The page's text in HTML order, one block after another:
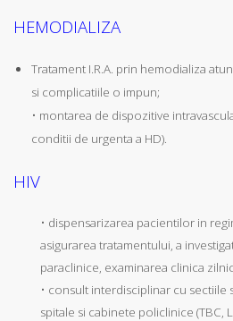
HEMODIALIZA
Tratament I.R.A. prin hemodializa
si complicatiile o impun;
• montarea de dispozitive
conditii de urgenta a HD).
HIV
• dispensarizarea pacientilor in
asigurarea tratamentului, a
paraclinice, examinarea clinica
• consult interdisciplinar cu sectiile
spitale si cabinete policlinice (TBC,